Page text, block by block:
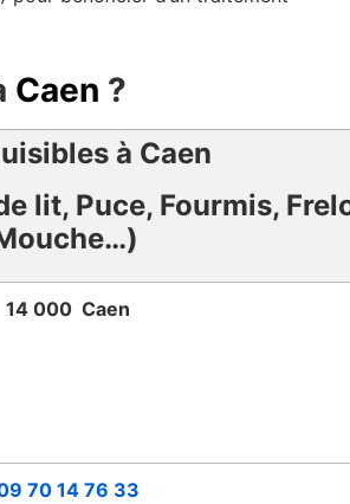
Caen ?
à Caen
lit, Puce, Fourmis,
14 000 Caen
70 14 76 33